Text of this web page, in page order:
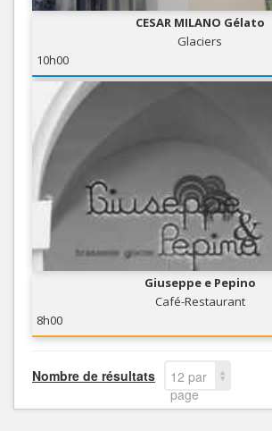
CESAR MILANO Gélato
Glaciers
10h00
Giuseppe e Pepino
Café-Restaurant
8h00
Nombre de résultats
12 par
page